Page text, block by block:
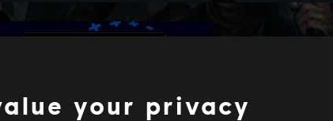
your privacy